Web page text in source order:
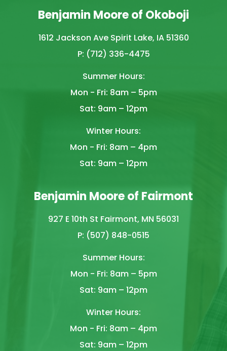
Benjamin Moore of Okoboji
1612 Jackson Ave Spirit Lake, IA 51360
P: (712) 336-4475
Summer Hours:
Mon - Fri: 8am – 5pm
Sat: 9am – 12pm
Winter Hours:
Mon - Fri: 8am – 4pm
Sat: 9am – 12pm
Benjamin Moore of Fairmont
927 E 10th St Fairmont, MN 56031
P: (507) 848-0515
Summer Hours:
Mon - Fri: 8am – 5pm
Sat: 9am – 12pm
Winter Hours:
Mon - Fri: 8am – 4pm
Sat: 9am – 12pm